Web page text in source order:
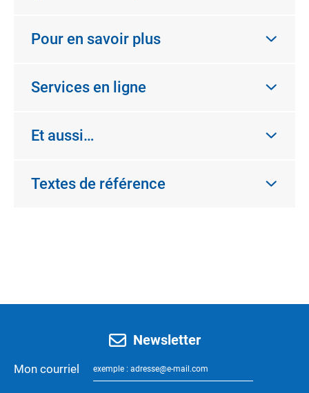
Pour en savoir plus
Services en ligne
Et aussi…
Textes de référence
Newsletter
Mon courriel